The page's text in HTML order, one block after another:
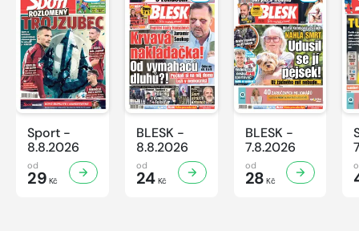
Sport -
8.8.2026
od
29 Kč
BLESK -
8.8.2026
od
24Kč
BLESK -
7.8.2026
od
28 Kč